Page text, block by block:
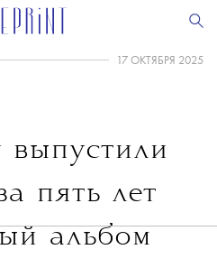
17 ОКТЯБРЯ 2025
выпустили
пять лет
альбом